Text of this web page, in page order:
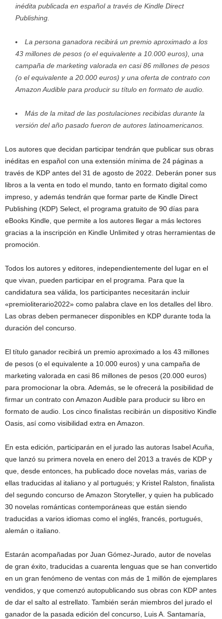
inédita publicada en español a través de Kindle Direct
Publishing.
La persona ganadora recibirá un premio aproximado a los
43 millones de pesos (o el equivalente a 10.000 euros), una
campaña de marketing valorada en casi 86 millones de pesos
(o el equivalente a 20.000 euros) y una oferta de contrato con
Amazon Audible para producir su título en formato de audio.
Más de la mitad de las postulaciones recibidas durante la
versión del año pasado fueron de autores latinoamericanos.
Los autores que decidan participar tendrán que publicar sus obras
inéditas en español con una extensión mínima de 24 páginas a
través de KDP antes del 31 de agosto de 2022. Deberán poner sus
libros a la venta en todo el mundo, tanto en formato digital como
impreso, y además tendrán que formar parte de Kindle Direct
Publishing (KDP) Select, el programa gratuito de 90 días para
eBooks Kindle, que permite a los autores llegar a más lectores
gracias a la inscripción en Kindle Unlimited y otras herramientas de
promoción.
Todos los autores y editores, independientemente del lugar en el
que vivan, pueden participar en el programa. Para que la
candidatura sea válida, los participantes necesitarán incluir
«premioliterario2022» como palabra clave en los detalles del libro.
Las obras deben permanecer disponibles en KDP durante toda la
duración del concurso.
El título ganador recibirá un premio aproximado a los 43 millones
de pesos (o el equivalente a 10.000 euros) y una campaña de
marketing valorada en casi 86 millones de pesos (20.000 euros)
para promocionar la obra. Además, se le ofrecerá la posibilidad de
firmar un contrato con Amazon Audible para producir su libro en
formato de audio. Los cinco finalistas recibirán un dispositivo Kindle
Oasis, así como visibilidad extra en Amazon.
En esta edición, participarán en el jurado las autoras Isabel Acuña,
que lanzó su primera novela en enero del 2013 a través de KDP y
que, desde entonces, ha publicado doce novelas más, varias de
ellas traducidas al italiano y al portugués; y Kristel Ralston, finalista
del segundo concurso de Amazon Storyteller, y quien ha publicado
30 novelas románticas contemporáneas que están siendo
traducidas a varios idiomas como el inglés, francés, portugués,
alemán o italiano.
Estarán acompañadas por Juan Gómez-Jurado, autor de novelas
de gran éxito, traducidas a cuarenta lenguas que se han convertido
en un gran fenómeno de ventas con más de 1 millón de ejemplares
vendidos, y que comenzó autopublicando sus obras con KDP antes
de dar el salto al estrellato. También serán miembros del jurado el
ganador de la pasada edición del concurso, Luis A. Santamaría,